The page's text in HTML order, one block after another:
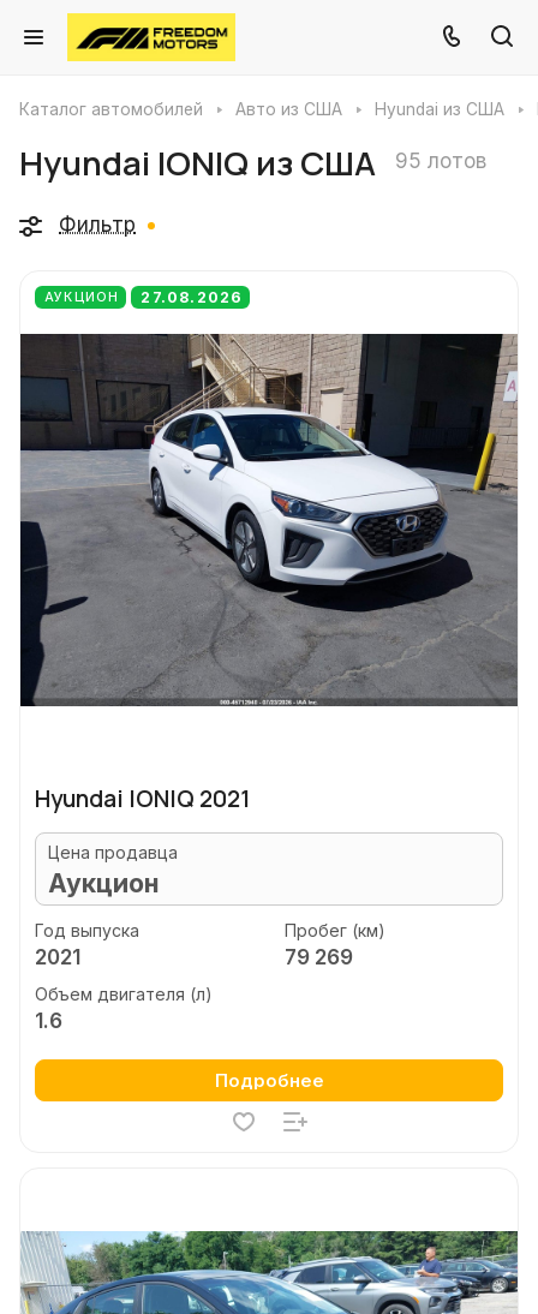
Каталог автомобилей Авто из США Hyundai из США
Hyundai IONIQ из США 95 лотов
Фильтр
АУКЦИОН 27.08.2026
Hyundai IONIQ 2021
Цена продавца
Аукцион
Год выпуска
2021
Пробег (км)
79 269
Объем двигателя (л)
1.6
Подробнее